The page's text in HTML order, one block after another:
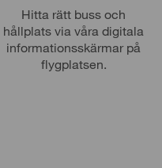
Hitta rätt buss och
hållplats via våra digitala
informationsskärmar på
flygplatsen.